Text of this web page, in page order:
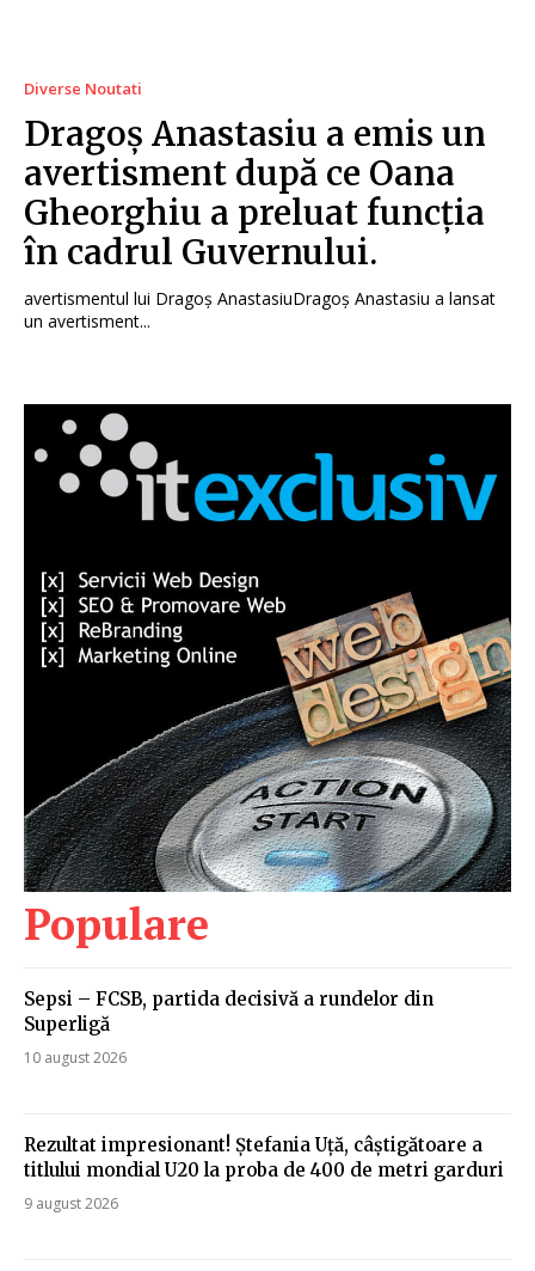
Diverse Noutati
Dragoș Anastasiu a emis un
avertisment după ce Oana
Gheorghiu a preluat funcția
în cadrul Guvernului.
avertismentul lui Dragoș AnastasiuDragoș Anastasiu a lansat
un avertisment...
Populare
Sepsi – FCSB, partida decisivă a rundelor din
Superligă
10 august 2026
Rezultat impresionant! Ștefania Uță, câștigătoare a
titlului mondial U20 la proba de 400 de metri garduri
9 august 2026